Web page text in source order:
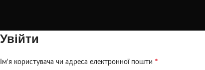
Увійти
Ім'я користувача чи адреса електронної пошти *